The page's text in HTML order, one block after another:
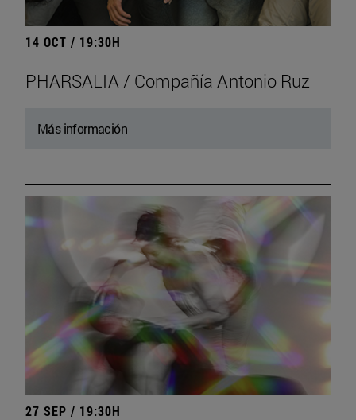
14 OCT / 19:30H
PHARSALIA / Compañía Antonio Ruz
Más información
27 SEP / 19:30H